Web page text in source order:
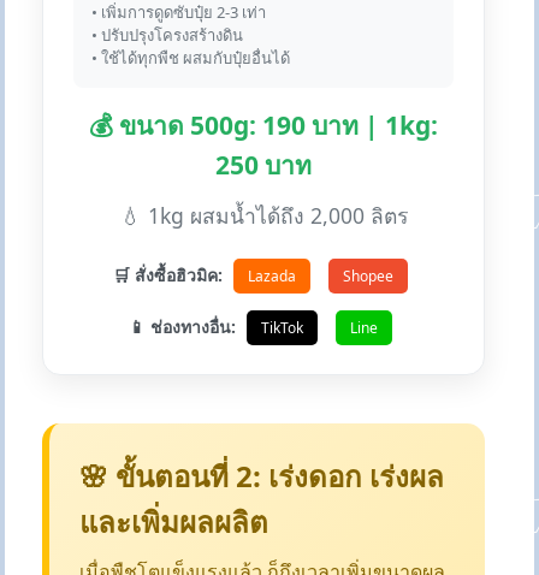
• เพิ่มการดูดซับปุ๋ย 2-3 เท่า
• ปรับปรุงโครงสร้างดิน
• ใช้ได้ทุกพืช ผสมกับปุ๋ยอื่นได้
💰 ขนาด 500g: 190 บาท | 1kg:
250 บาท
💧 1kg ผสมน้ำได้ถึง 2,000 ลิตร
🛒 สั่งซื้อฮิวมิค: Lazada Shopee
📱 ช่องทางอื่น: TikTok Line
🌸 ขั้นตอนที่ 2: เร่งดอก เร่งผล
และเพิ่มผลผลิต